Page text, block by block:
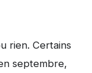
rien. Certains
septembre,